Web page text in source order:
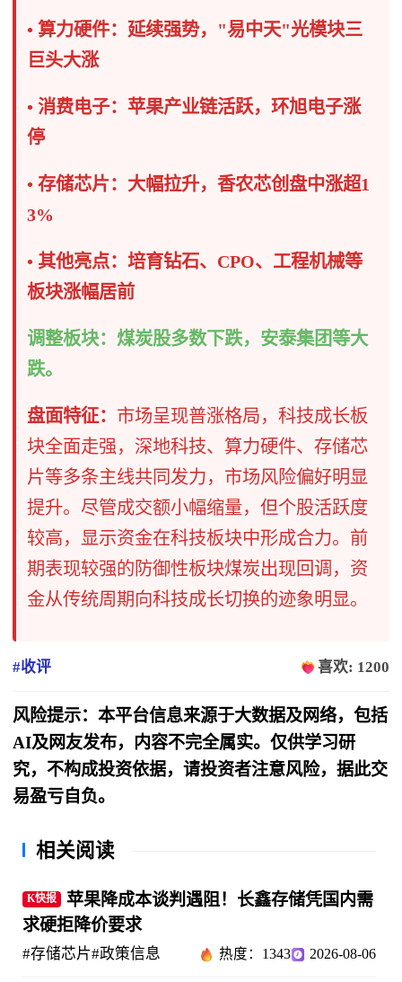
• 算力硬件：延续强势，"易中天"光模块三
巨头大涨
• 消费电子：苹果产业链活跃，环旭电子涨
停
• 存储芯片：大幅拉升，香农芯创盘中涨超1
3%
• 其他亮点：培育钻石、CPO、工程机械等
板块涨幅居前
调整板块：煤炭股多数下跌，安泰集团等大
跌。
盘面特征： 市场呈现普涨格局，科技成长板
块全面走强，深地科技、算力硬件、存储芯
片等多条主线共同发力，市场风险偏好明显
提升。尽管成交额小幅缩量，但个股活跃度
较高，显示资金在科技板块中形成合力。前
期表现较强的防御性板块煤炭出现回调，资
金从传统周期向科技成长切换的迹象明显。
#收评 喜欢: 1200
风险提示：本平台信息来源于大数据及网络，包括
AI及网友发布，内容不完全属实。仅供学习研
究，不构成投资依据，请投资者注意风险，据此交
易盈亏自负。
相关阅读
K快报
苹果降成本谈判遇阻！长鑫存储凭国内需
求硬拒降价要求
#存储芯片#政策信息 热度：1343 2026-08-06